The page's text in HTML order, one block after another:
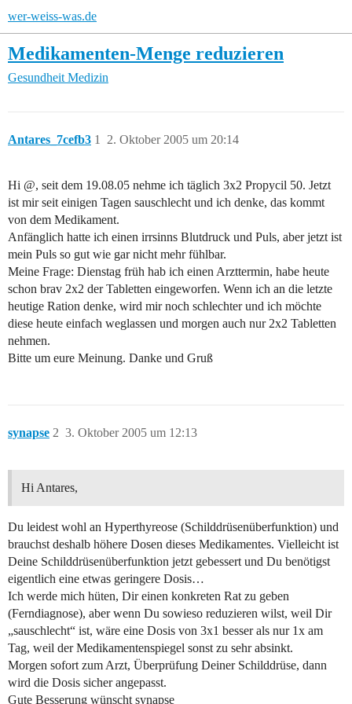
wer-weiss-was.de
Medikamenten-Menge reduzieren
Gesundheit Medizin
Antares_7cefb3 2. Oktober 2005 um 20:14
1
Hi @, seit dem 19.08.05 nehme ich täglich 3x2 Propycil 50. Jetzt
ist mir seit einigen Tagen sauschlecht und ich denke, das kommt
von dem Medikament.
Anfänglich hatte ich einen irrsinns Blutdruck und Puls, aber jetzt ist
mein Puls so gut wie gar nicht mehr fühlbar.
Meine Frage: Dienstag früh hab ich einen Arzttermin, habe heute
schon brav 2x2 der Tabletten eingeworfen. Wenn ich an die letzte
heutige Ration denke, wird mir noch schlechter und ich möchte
diese heute einfach weglassen und morgen auch nur 2x2 Tabletten
nehmen.
Bitte um eure Meinung. Danke und Gruß
synapse 3. Oktober 2005 um 12:13
2
Hi Antares,
Du leidest wohl an Hyperthyreose (Schilddrüsenüberfunktion) und
brauchst deshalb höhere Dosen dieses Medikamentes. Vielleicht ist
Deine Schilddrüsenüberfunktion jetzt gebessert und Du benötigst
eigentlich eine etwas geringere Dosis…
Ich werde mich hüten, Dir einen konkreten Rat zu geben
(Ferndiagnose), aber wenn Du sowieso reduzieren wilst, weil Dir
„sauschlecht“ ist, wäre eine Dosis von 3x1 besser als nur 1x am
Tag, weil der Medikamentenspiegel sonst zu sehr absinkt.
Morgen sofort zum Arzt, Überprüfung Deiner Schilddrüse, dann
wird die Dosis sicher angepasst.
Gute Besserung wünscht synapse